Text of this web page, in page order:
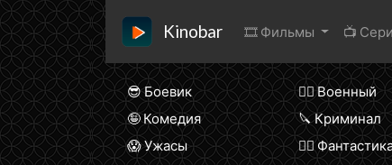
Kinobar 🎞 Фильмы 📺
😎 Боевик 👨‍✈️ Военный
🤪 Комедия
🔪 Криминал
😱 Ужасы
🧙‍♀️